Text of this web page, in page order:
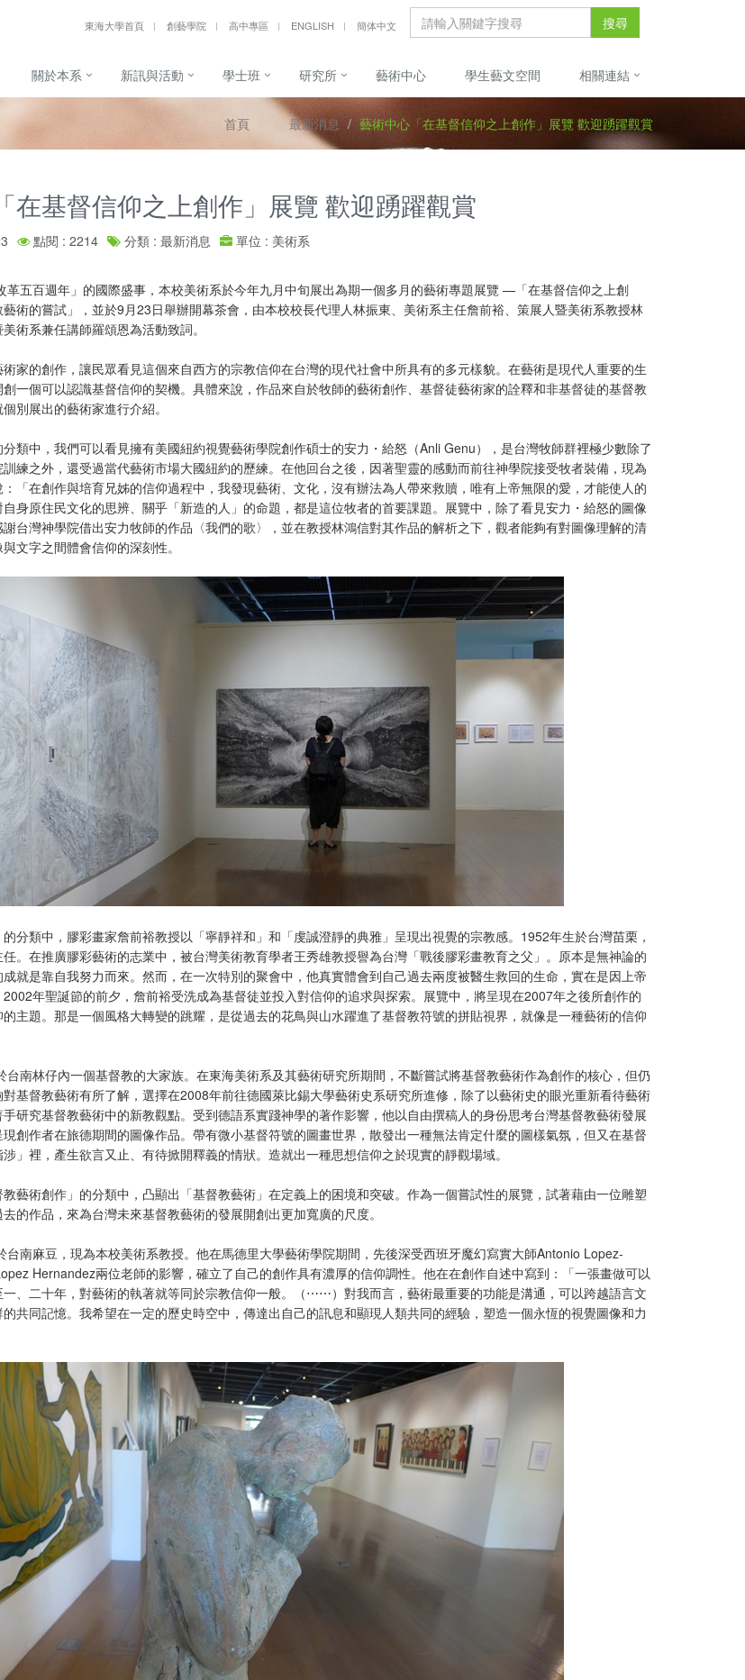
東海大學首頁 創藝學院 高中專區 ENGLISH 簡体中文 搜尋
關於本系 新訊與活動 學士班 研究所 藝術中心 學生藝文空間 相關連結
首頁 最新消息 藝術中心「在基督信仰之上創作」展覽 歡迎踴躍觀賞
在基督信仰之上創作」展覽 歡迎踴躍觀賞
點閱 : 2214 分類 : 最新消息 單位 : 美術系
革五百週年」的國際盛事，本校美術系於今年九月中旬展出為期一個多月的藝術專題展覽 —「在基督信仰之上創
術的嘗試」，並於9月23日舉辦開幕茶會，由本校校長代理人林振東、美術系主任詹前裕、策展人暨美術系教授林
術系兼任講師羅頌恩為活動致詞。
家的創作，讓民眾看見這個來自西方的宗教信仰在台灣的現代社會中所具有的多元樣貌。在藝術是現代人重要的生
一個可以認識基督信仰的契機。具體來說，作品來自於牧師的藝術創作、基督徒藝術家的詮釋和非基督徒的基督教
別展出的藝術家進行介紹。
類中，我們可以看見擁有美國紐約視覺藝術學院創作碩士的安力・給怒（Anli Genu），是台灣牧師群裡極少數除了
練之外，還受過當代藝術市場大國紐約的歷練。在他回台之後，因著聖靈的感動而前往神學院接受牧者裝備，現為
「在創作與培育兄姊的信仰過程中，我發現藝術、文化，沒有辦法為人帶來救贖，唯有上帝無限的愛，才能使人的
身原住民文化的思辨、關乎「新造的人」的命題，都是這位牧者的首要課題。展覽中，除了看見安力・給怒的圖像
台灣神學院借出安力牧師的作品〈我們的歌〉，並在教授林鴻信對其作品的解析之下，觀者能夠有對圖像理解的清
文字之間體會信仰的深刻性。
分類中，膠彩畫家詹前裕教授以「寧靜祥和」和「虔誠澄靜的典雅」呈現出視覺的宗教感。1952年生於台灣苗栗，
。在推廣膠彩藝術的志業中，被台灣美術教育學者王秀雄教授譽為台灣「戰後膠彩畫教育之父」。原本是無神論的
就是靠自我努力而來。然而，在一次特別的聚會中，他真實體會到自己過去兩度被醫生救回的生命，實在是因上帝
年聖誕節的前夕，詹前裕受洗成為基督徒並投入對信仰的追求與探索。展覽中，將呈現在2007年之後所創作的
主題。那是一個風格大轉變的跳耀，是從過去的花鳥與山水躍進了基督教符號的拼貼視界，就像是一種藝術的信仰
台南林仔內一個基督教的大家族。在東海美術系及其藝術研究所期間，不斷嘗試將基督教藝術作為創作的核心，但仍
基督教藝術有所了解，選擇在2008年前往德國萊比錫大學藝術史系研究所進修，除了以藝術史的眼光重新看待藝術
研究基督教藝術中的新教觀點。受到德語系實踐神學的著作影響，他以自由撰稿人的身份思考台灣基督教藝術發展
創作者在旅德期間的圖像作品。帶有微小基督符號的圖畫世界，散發出一種無法肯定什麼的圖樣氣氛，但又在基督
」裡，產生欲言又止、有待掀開釋義的情狀。造就出一種思想信仰之於現實的靜觀場域。
藝術創作」的分類中，凸顯出「基督教藝術」在定義上的困境和突破。作為一個嘗試性的展覽，試著藉由一位雕塑
的作品，來為台灣未來基督教藝術的發展開創出更加寬廣的尺度。
台南麻豆，現為本校美術系教授。他在馬德里大學藝術學院期間，先後深受西班牙魔幻寫實大師Antonio Lopez-
Hernandez兩位老師的影響，確立了自己的創作具有濃厚的信仰調性。他在在創作自述中寫到：「一張畫做可以
、二十年，對藝術的執著就等同於宗教信仰一般。（⋯⋯）對我而言，藝術最重要的功能是溝通，可以跨越語言文
共同記憶。我希望在一定的歷史時空中，傳達出自己的訊息和顯現人類共同的經驗，塑造一個永恆的視覺圖像和力